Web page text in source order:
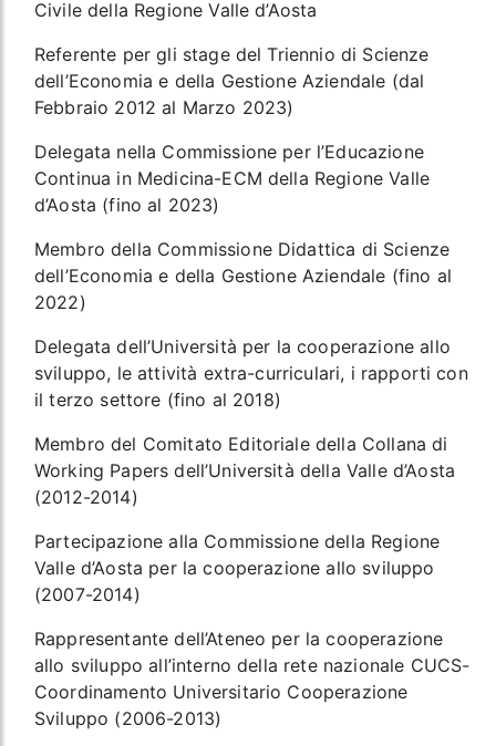
Civile della Regione Valle d’Aosta
Referente per gli stage del Triennio di Scienze
dell’Economia e della Gestione Aziendale (dal
Febbraio 2012 al Marzo 2023)
Delegata nella Commissione per l’Educazione
Continua in Medicina-ECM della Regione Valle
d’Aosta (fino al 2023)
Membro della Commissione Didattica di Scienze
dell’Economia e della Gestione Aziendale (fino al
2022)
Delegata dell’Università per la cooperazione allo
sviluppo, le attività extra-curriculari, i rapporti con
il terzo settore (fino al 2018)
Membro del Comitato Editoriale della Collana di
Working Papers dell’Università della Valle d’Aosta
(2012-2014)
Partecipazione alla Commissione della Regione
Valle d’Aosta per la cooperazione allo sviluppo
(2007-2014)
Rappresentante dell’Ateneo per la cooperazione
allo sviluppo all’interno della rete nazionale CUCS-
Coordinamento Universitario Cooperazione
Sviluppo (2006-2013)